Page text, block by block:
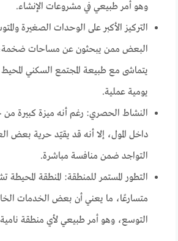
وهو أمر طبيعي في مشروعات الإنشاء.
التركيز الأكبر على الوحدات الصغيرة
البعض ممن يبحثون عن مساحات ضخمة،
يتماشى مع طبيعة المجتمع السكني
يومية عملية.
النشاط الحصري: رغم أنه ميزة كبيرة من
داخل المول، إلا أنه قد يقيّد حرية بعض
التواجد ضمن منافسة مباشرة.
التطور المستمر للمنطقة: المنطقة المحيطة
متسارعًا، ما يعني أن بعض الخدمات
التوسع، وهو أمر طبيعي لأي منطقة